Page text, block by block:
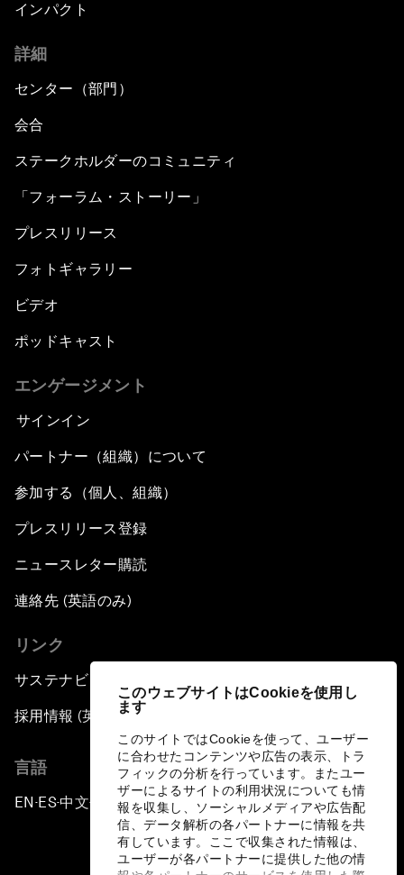
このウェブサイトはCookieを使用し
ます
このサイトではCookieを使って、ユーザー
に合わせたコンテンツや広告の表示、トラ
フィックの分析を行っています。またユー
ザーによるサイトの利用状況についても情
報を収集し、ソーシャルメディアや広告配
信、データ解析の各パートナーに情報を共
有しています。ここで収集された情報は、
ユーザーが各パートナーに提供した他の情
インパクト
詳細
センター（部門）
会合
ステークホルダーのコミュニティ
「フォーラム・ストーリー」
プレスリリース
フォトギャラリー
ビデオ
ポッドキャスト
エンゲージメント
サインイン
パートナー（組織）について
参加する（個人、組織）
プレスリリース登録
ニュースレター購読
連絡先 (英語のみ)
リンク
サステナビリティへの取り組み
採用情報 (英語のみ)
言語
EN ▪ ES▪中文▪ 日本語